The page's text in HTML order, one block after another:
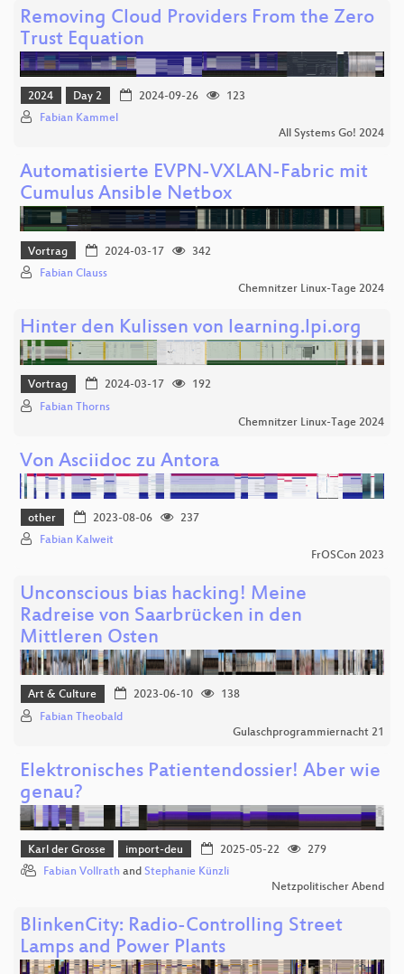
Removing Cloud Providers From the Zero
Trust Equation
2024 Day 2 2024-09-26
123
Fabian Kammel
All Systems Go! 2024
Automatisierte EVPN-VXLAN-Fabric mit
Cumulus Ansible Netbox
Vortrag 2024-03-17
342
Fabian Clauss
Chemnitzer Linux-Tage 2024
Hinter den Kulissen von learning.lpi.org
Vortrag 2024-03-17
192
Fabian Thorns
Chemnitzer Linux-Tage 2024
Von Asciidoc zu Antora
other 2023-08-06
237
Fabian Kalweit
FrOSCon 2023
Unconscious bias hacking! Meine
Radreise von Saarbrücken in den
Mittleren Osten
Art & Culture 2023-06-10
138
Fabian Theobald
Gulaschprogrammiernacht 21
Elektronisches Patientendossier! Aber wie
genau?
Karl der Grosse import-deu 2025-05-22
279
Fabian Vollrath and Stephanie Künzli
Netzpolitischer Abend
BlinkenCity: Radio-Controlling Street
Lamps and Power Plants